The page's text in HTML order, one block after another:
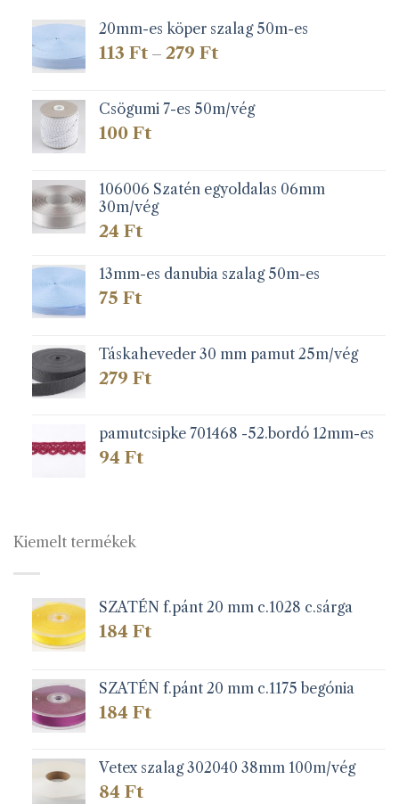
20mm-es köper szalag 50m-es
113 Ft – 279 FtÁrtartomány:
279 Ft
Csögumi 7-es 50m/vég
100 Ft
106006 Szatén egyoldalas 06mm
30m/vég
24 Ft
13mm-es danubia szalag 50m-es
75 Ft
Táskaheveder 30 mm pamut 25m/vég
279 Ft
pamutcsipke 701468 -52.bordó 12mm-es
94 Ft
Kiemelt termékek
SZATÉN f.pánt 20 mm c.1028 c.sárga
184 Ft
SZATÉN f.pánt 20 mm c.1175 begónia
184 Ft
Vetex szalag 302040 38mm 100m/vég
84 Ft